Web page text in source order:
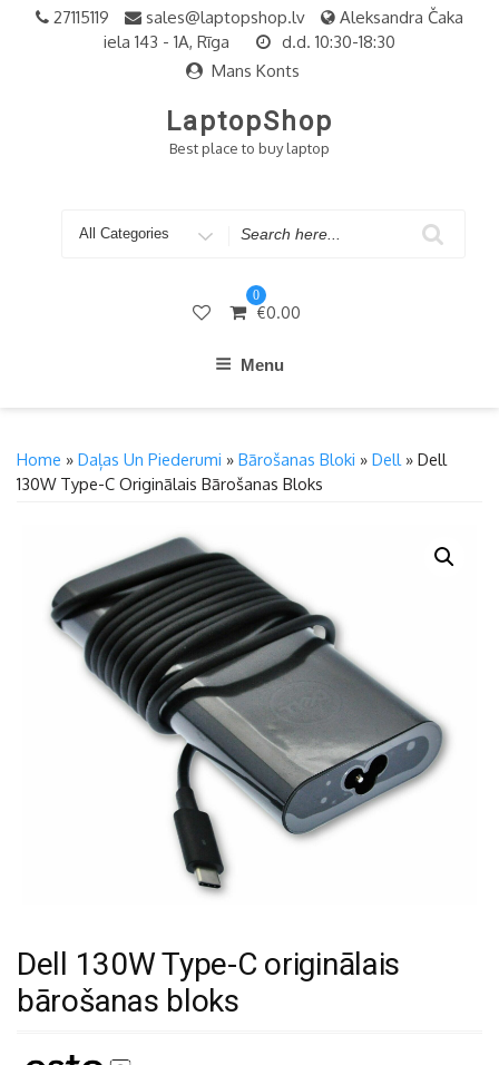
27115119 sales@laptopshop.lv
Aleksandra Čaka
iela 143 - 1A, Rīga
d.d. 10:30-18:30
Mans Konts
LaptopShop
Best place to buy laptop
Search
0
€0.00
Menu
Home » Daļas Un Piederumi » Bārošanas Bloki » Dell » Dell
130W Type-C Originālais Bārošanas Bloks
Dell 130W Type-C originālais
bārošanas bloks